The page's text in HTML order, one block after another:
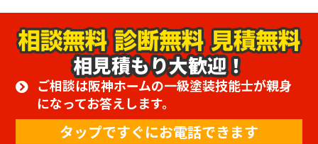
相見積もり大歓迎！
ご相談は阪神ホームの一級塗装技能士が親身
になってお答えします。
タップですぐにお電話できます